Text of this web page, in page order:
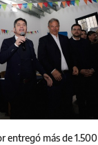
entregó más de 1.500